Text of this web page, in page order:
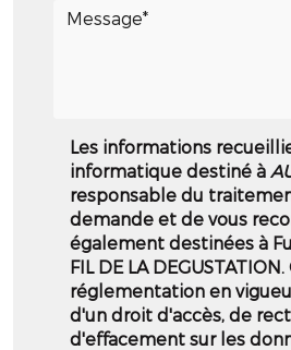
Les informations
informatique destiné à
responsable du
demande et de vous
également destinées à
FIL DE LA
réglementation en
d'un droit d'accès, de
d'effacement sur les